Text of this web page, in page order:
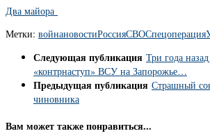
Два майора
Метки: войнановостиРоссияСВОСпецоперация
Следующая публикация Три года
«контрнаступ» ВСУ на Запорожье…
Предыдущая публикация Страшный
чиновника
Вам может также понравиться...